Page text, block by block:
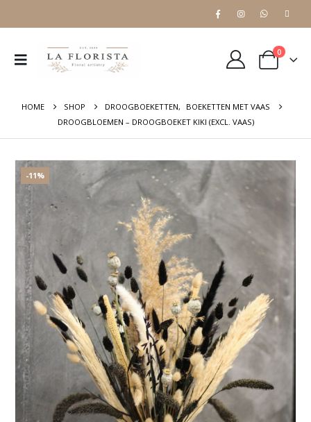
0
HOME SHOP DROOGBOEKETTEN,
BOEKETTEN MET VAAS
DROOGBLOEMEN – DROOGBOEKET KIKI (EXCL. VAAS)
-11%